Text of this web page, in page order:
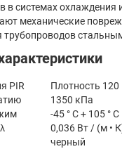
в системах охлаждения
механические
трубопроводов
PIR Плотность 120
1350 кПа
-45 ° С + 105 ° С
0,036 Вт / (м •
черный